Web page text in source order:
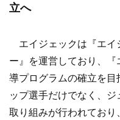
立へ
エイジェックは『エイ
ー』を運営しており、
導プログラムの確立を目
ップ選手だけでなく、
取り組みが行われており